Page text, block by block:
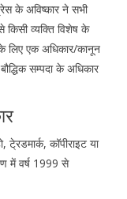
के अविष्कार ने सभी
किसी व्यक्ति विशेष के
लिए एक अधिकार/कानून
सम्पदा के अधिकार
कॉपीराइट या
में वर्ष 1999 से